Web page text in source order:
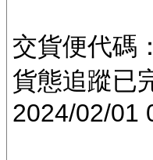
交貨便代碼
貨態追蹤已
2024/02/01